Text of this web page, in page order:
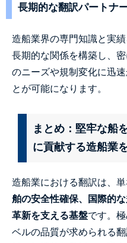
長期的な翻訳パートナ
造船業界の専門知識と実
長期的な関係を構築し、
のニーズや規制変化に迅
とが可能になります。
まとめ：堅牢な船
に貢献する造船業
造船業における翻訳は、
舶の安全性確保、国際的
革新を支える基盤です。
ベルの品質が求められる